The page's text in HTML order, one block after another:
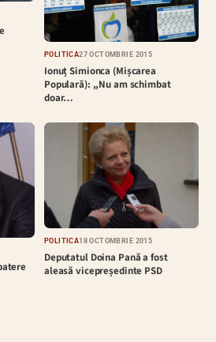
POLITICĂ27 OCTOMBRIE 2015
Ionuț Simionca (Mișcarea
Populară): ,,Nu am schimbat
doar…
POLITICĂ18 OCTOMBRIE 2015
Deputatul Doina Pană a fost
aleasă vicepreședinte PSD